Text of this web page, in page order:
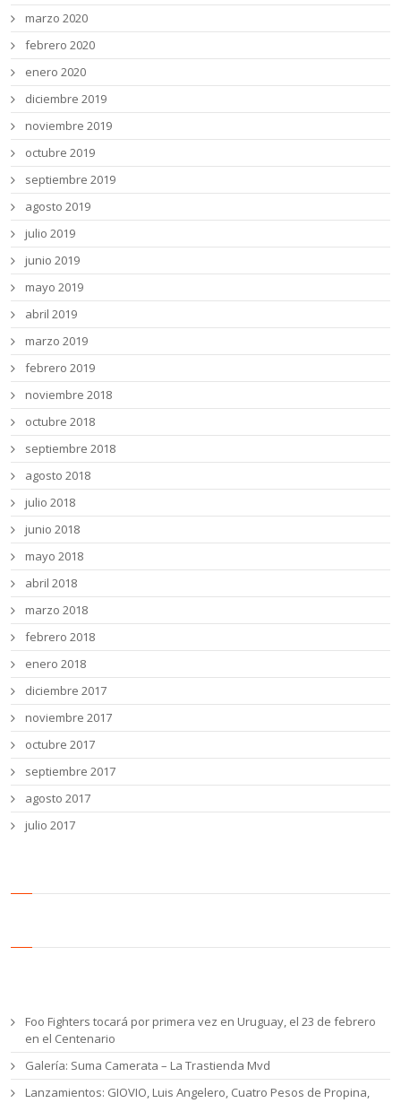
marzo 2020
febrero 2020
enero 2020
diciembre 2019
noviembre 2019
octubre 2019
septiembre 2019
agosto 2019
julio 2019
junio 2019
mayo 2019
abril 2019
marzo 2019
febrero 2019
noviembre 2018
octubre 2018
septiembre 2018
agosto 2018
julio 2018
junio 2018
mayo 2018
abril 2018
marzo 2018
febrero 2018
enero 2018
diciembre 2017
noviembre 2017
octubre 2017
septiembre 2017
agosto 2017
julio 2017
Foo Fighters tocará por primera vez en Uruguay, el 23 de febrero
en el Centenario
Galería: Suma Camerata – La Trastienda Mvd
Lanzamientos: GIOVIO, Luis Angelero, Cuatro Pesos de Propina,